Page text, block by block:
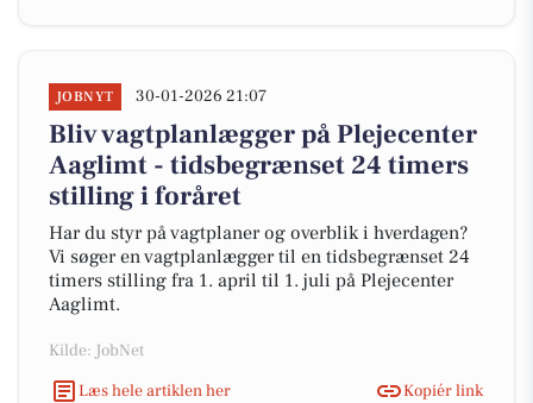
JOBNYT 30-01-2026 21:07
Bliv vagtplanlægger på Plejecenter
Aaglimt - tidsbegrænset 24 timers
stilling i foråret
Har du styr på vagtplaner og overblik i hverdagen?
Vi søger en vagtplanlægger til en tidsbegrænset 24
timers stilling fra 1. april til 1. juli på Plejecenter
Aaglimt.
Kilde: JobNet
Læs hele artiklen her
Kopiér link